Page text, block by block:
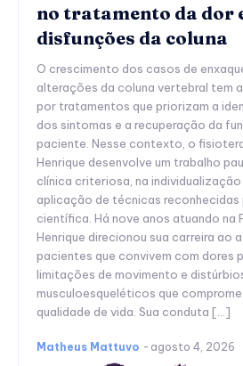
no tratamento da dor
disfunções da coluna
O crescimento dos casos de
alterações da coluna vertebral tem
por tratamentos que priorizam a
dos sintomas e a recuperação da
paciente. Nesse contexto, o
Henrique desenvolve um trabalho
clínica criteriosa, na
aplicação de técnicas reconhecidas
científica. Há nove anos atuando na
Henrique direcionou sua carreira ao
pacientes que convivem com dores
limitações de movimento e
musculoesqueléticos que
qualidade de vida. Sua conduta […]
Matheus Mattuvo - agosto 4, 2026